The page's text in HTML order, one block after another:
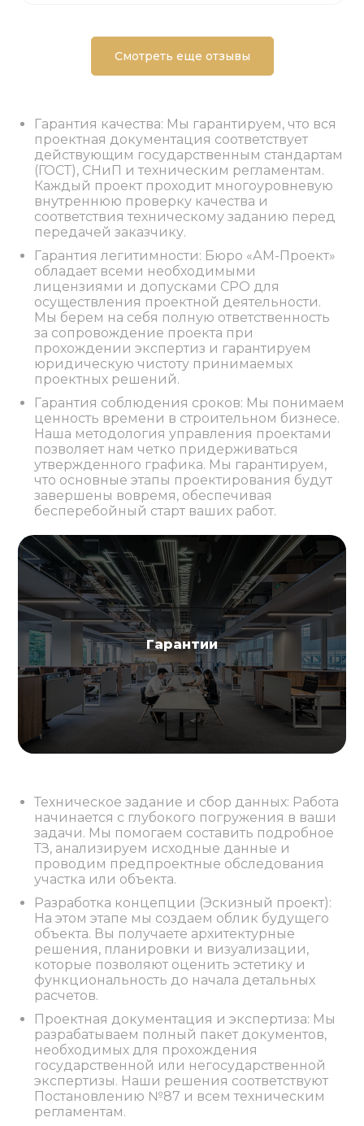
Смотреть еще отзывы
Гарантия качества: Мы гарантируем, что вся
проектная документация соответствует
действующим государственным стандартам
(ГОСТ), СНиП и техническим регламентам.
Каждый проект проходит многоуровневую
внутреннюю проверку качества и
соответствия техническому заданию перед
передачей заказчику.
Гарантия легитимности: Бюро «АМ-Проект»
обладает всеми необходимыми
лицензиями и допусками СРО для
осуществления проектной деятельности.
Мы берем на себя полную ответственность
за сопровождение проекта при
прохождении экспертиз и гарантируем
юридическую чистоту принимаемых
проектных решений.
Гарантия соблюдения сроков: Мы понимаем
ценность времени в строительном бизнесе.
Наша методология управления проектами
позволяет нам четко придерживаться
утвержденного графика. Мы гарантируем,
что основные этапы проектирования будут
завершены вовремя, обеспечивая
бесперебойный старт ваших работ.
Гарантии
Техническое задание и сбор данных: Работа
начинается с глубокого погружения в ваши
задачи. Мы помогаем составить подробное
ТЗ, анализируем исходные данные и
проводим предпроектные обследования
участка или объекта.
Разработка концепции (Эскизный проект):
На этом этапе мы создаем облик будущего
объекта. Вы получаете архитектурные
решения, планировки и визуализации,
которые позволяют оценить эстетику и
функциональность до начала детальных
расчетов.
Проектная документация и экспертиза: Мы
разрабатываем полный пакет документов,
необходимых для прохождения
государственной или негосударственной
экспертизы. Наши решения соответствуют
Постановлению №87 и всем техническим
регламентам.